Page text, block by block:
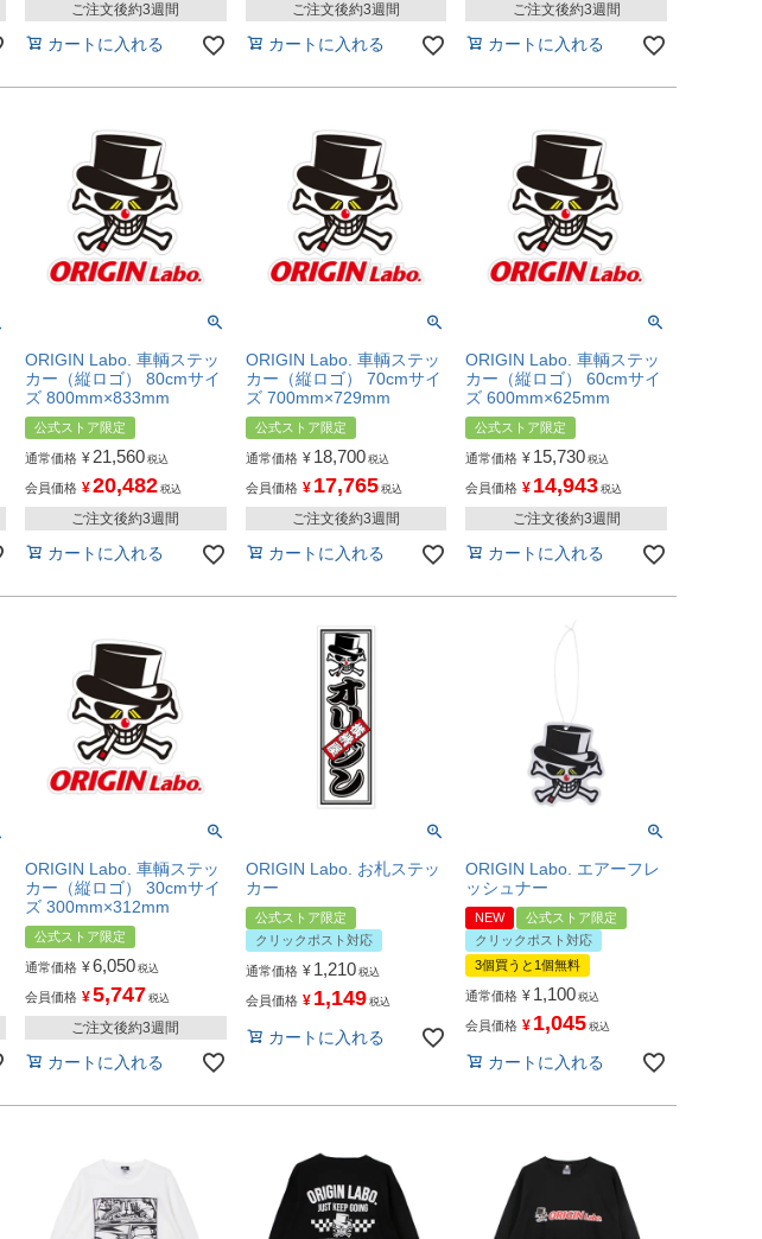
ご注文後約3週間
カートに入れる
ご注文後約3週間
カートに入れる
ご注文後約3週間
カートに入れる
ORIGIN Labo. 車輌ステッ
カー（縦ロゴ） 80cmサイ
ズ 800mm×833mm
公式ストア限定
通常価格 ¥ 21,560 税込
会員価格 ¥20,482 税込
ご注文後約3週間
カートに入れる
ORIGIN Labo. 車輌ステッ
カー（縦ロゴ） 70cmサイ
ズ 700mm×729mm
公式ストア限定
通常価格 ¥ 18,700 税込
会員価格 ¥ 17,765 税込
ご注文後約3週間
カートに入れる
ORIGIN Labo. 車輌ステッ
カー（縦ロゴ） 60cmサイ
ズ 600mm×625mm
公式ストア限定
通常価格 ¥ 15,730 税込
会員価格 ¥ 14,943 税込
ご注文後約3週間
カートに入れる
ORIGIN Labo. 車輌ステッ
カー（縦ロゴ） 30cmサイ
ズ 300mm×312mm
公式ストア限定
通常価格 ¥6,050 税込
会員価格 ¥5,747 税込
ご注文後約3週間
カートに入れる
ORIGIN Labo. お札ステッ
カー
公式ストア限定
クリックポスト対応
通常価格 ¥ 1,210 税込
会員価格 ¥ 1,149 税込
カートに入れる
ORIGIN Labo. エアーフレ
ッシュナー
NEW
公式ストア限定
クリックポスト対応
3個買うと1個無料
通常価格 ¥ 1,100 税込
会員価格 ¥ 1,045 税込
カートに入れる